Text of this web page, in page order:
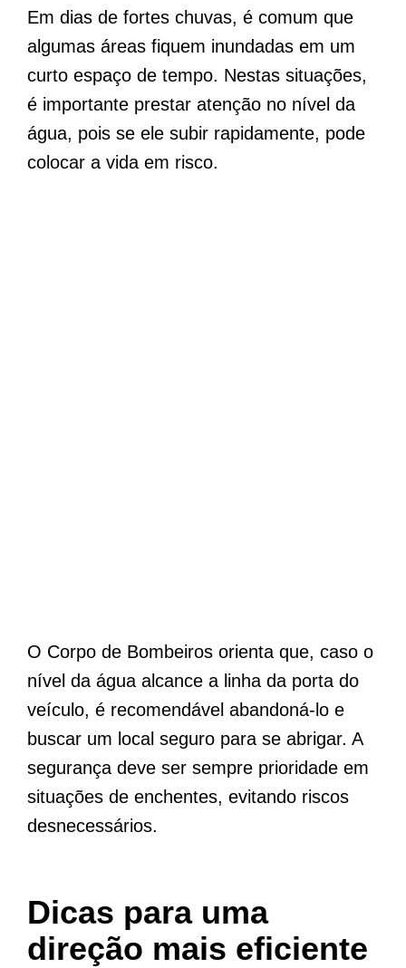
Em dias de fortes chuvas, é comum que
algumas áreas fiquem inundadas em um
curto espaço de tempo. Nestas situações,
é importante prestar atenção no nível da
água, pois se ele subir rapidamente, pode
colocar a vida em risco.
O Corpo de Bombeiros orienta que, caso o
nível da água alcance a linha da porta do
veículo, é recomendável abandoná-lo e
buscar um local seguro para se abrigar. A
segurança deve ser sempre prioridade em
situações de enchentes, evitando riscos
desnecessários.
Dicas para uma
direção mais eficiente